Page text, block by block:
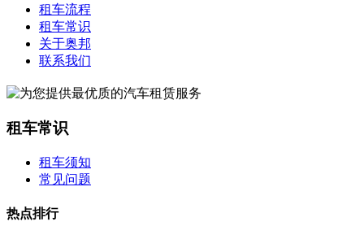
租车流程
租车常识
关于奥邦
联系我们
租车常识
租车须知
常见问题
热点排行